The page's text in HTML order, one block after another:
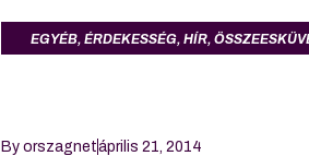
EGYÉB, ÉRDEKESSÉG, HÍR,
Byorszagnetáprilis 21, 2014